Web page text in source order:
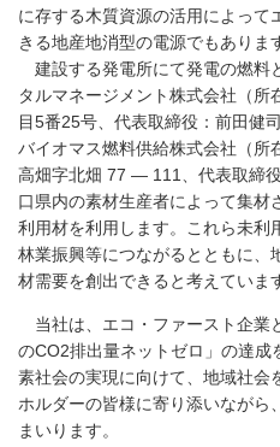
に存する木質資源の活用によって
きる地産地消型の電源でもありま
建設する発電所にて発電の燃料
タルマネージメント株式会社（
目5番25号、代表取締役：前田健
バイオマス燃料供給株式会社（所
高畑字北畑 77 ― 111、代表取締
口県内の素材生産者によって集材
利用材を利用します。これら未利
林業振興等につながるとともに、
材需要を創出できると考えていま
当社は、エコ・ファースト企業
のCO2排出量ネットゼロ」の達成
素社会の実現に向けて、地域社会
ホルダーの皆様に寄り添いながら
まいります。